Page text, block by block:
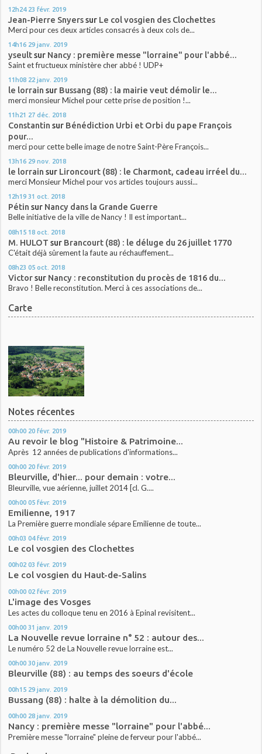
12h24 23 févr. 2019
Jean-Pierre Snyerssur Le col vosgien des Clochettes
Merci pour ces deux articles consacrés à deux cols de...
14h16 29 janv. 2019
yseultsur Nancy : première messe "lorraine" pour l'abbé...
Saint et fructueux ministère cher abbé ! UDP+
11h08 22 janv. 2019
le lorrain sur Bussang (88) : la mairie veut démolir le...
merci monsieur Michel pour cette prise de position !...
11h21 27 déc. 2018
Constantin sur Bénédiction Urbi et Orbi du pape François
pour...
merci pour cette belle image de notre Saint-Père François...
13h16 29 nov. 2018
le lorrain sur Lironcourt (88) : le Charmont, cadeau irréel du...
merci Monsieur Michel pour vos articles toujours aussi...
12h19 31 oct. 2018
Pétin sur Nancy dans la Grande Guerre
Belle initiative de la ville de Nancy ! Il est important...
08h15 18 oct. 2018
M. HULOT sur Brancourt (88) : le déluge du 26 juillet 1770
C'était déjà sûrement la faute au réchauffement...
08h23 05 oct. 2018
Victorsur Nancy : reconstitution du procès de 1816 du...
Bravo ! Belle reconstitution. Merci à ces associations de...
Carte
Notes récentes
00h00 20 févr. 2019
Au revoir le blog "Histoire & Patrimoine...
Après 12 années de publications d'informations...
00h00 20 févr. 2019
Bleurville, d'hier... pour demain : votre...
Bleurville, vue aérienne, juillet 2014 [cl. G....
00h00 05 févr. 2019
Emilienne, 1917
La Première guerre mondiale sépare Emilienne de toute...
00h03 04 févr. 2019
Le col vosgien des Clochettes
00h02 03 févr. 2019
Le col vosgien du Haut-de-Salins
00h00 02 févr. 2019
L'image des Vosges
Les actes du colloque tenu en 2016 à Epinal revisitent...
00h00 31 janv. 2019
La Nouvelle revue lorraine n° 52 : autour des...
Le numéro 52 de La Nouvelle revue lorraine est...
00h00 30 janv. 2019
Bleurville (88) : au temps des soeurs d'école
00h15 29 janv. 2019
Bussang (88) : halte à la démolition du...
00h00 28 janv. 2019
Nancy : première messe "lorraine" pour l'abbé...
Première messe "lorraine" pleine de ferveur pour l'abbé...